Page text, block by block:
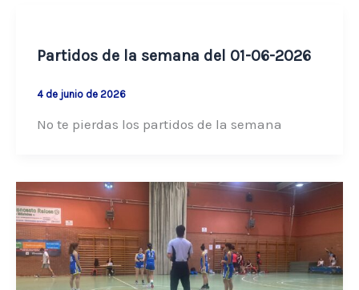
Partidos de la semana del 01-06-2026
4 de junio de 2026
No te pierdas los partidos de la semana